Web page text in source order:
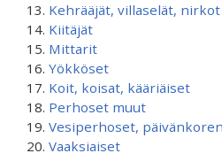
Kehrääjät, villaselät, nirkot
Kiitäjät
Mittarit
Yökköset
Koit, koisat, kääriäiset
Perhoset muut
Vesiperhoset,
Vaaksiaiset